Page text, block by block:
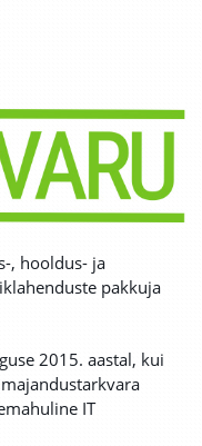
, hooldus- ja
pakkuja
2015. aastal, kui
IT